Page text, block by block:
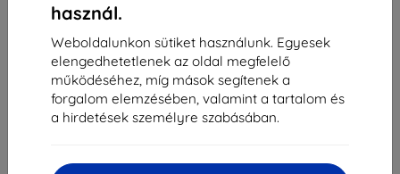
használ.
Weboldalunkon sütiket használunk. Egyesek
elengedhetetlenek az oldal megfelelő
működéséhez, míg mások segítenek a
forgalom elemzésében, valamint a tartalom és
a hirdetések személyre szabásában.
3mk Silky Matt Privacy védőfólia Honor Play 8T-
Alkalmas: Honor Play 8T
5 089 Ft
4 580 Ft